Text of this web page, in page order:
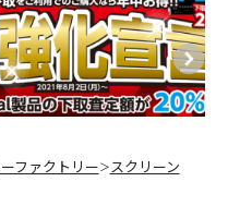
ファクトリー＞スクリーン